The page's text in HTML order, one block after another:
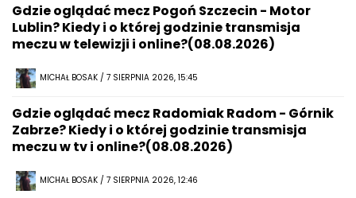
Gdzie oglądać mecz Pogoń Szczecin - Motor
Lublin? Kiedy i o której godzinie transmisja
meczu w telewizji i online?(08.08.2026)
MICHAŁ BOSAK / 7 SIERPNIA 2026, 15:45
Gdzie oglądać mecz Radomiak Radom - Górnik
Zabrze? Kiedy i o której godzinie transmisja
meczu w tv i online?(08.08.2026)
MICHAŁ BOSAK / 7 SIERPNIA 2026, 12:46